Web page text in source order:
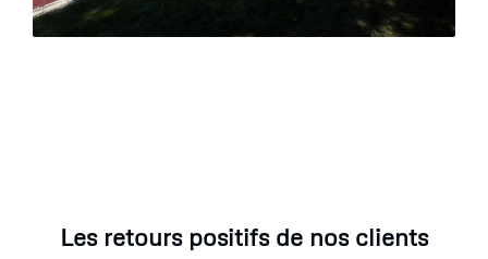
Les retours positifs de nos clients